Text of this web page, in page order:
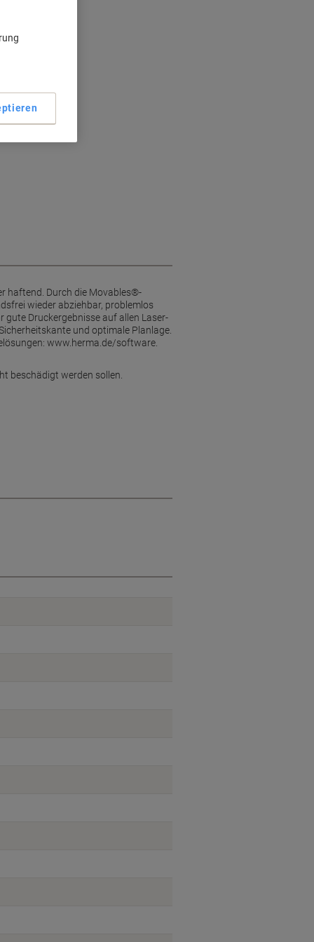
haftend. Durch die Movables®-
wieder abziehbar, problemlos
Druckergebnisse auf allen Laser-
und optimale Planlage.
www.herma.de/software.
beschädigt werden sollen.